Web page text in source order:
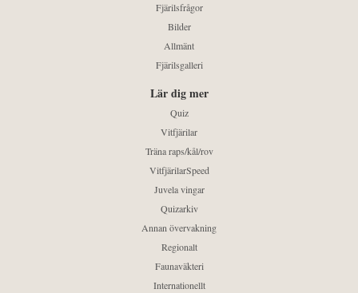
Fjärilsfrågor
Bilder
Allmänt
Fjärilsgalleri
Lär dig mer
Quiz
Vitfjärilar
Träna raps/kål/rov
VitfjärilarSpeed
Juvela vingar
Quizarkiv
Annan övervakning
Regionalt
Faunaväkteri
Internationellt